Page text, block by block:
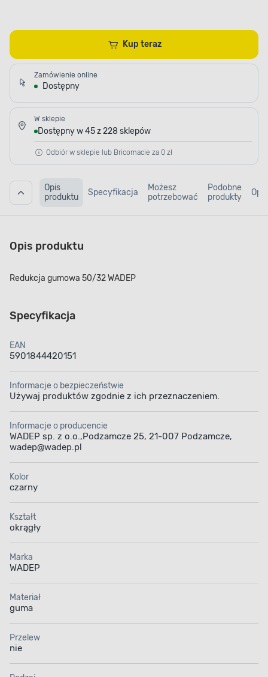
Kup teraz
Zamówienie online
Dostępny
W sklepie
Dostępny w 45 z 228 sklepów
Odbiór w sklepie lub Bricomacie za 0 zł
Opis
produktu
Specyfikacja
Możesz
potrzebować
Podobne
produkty
Opis produktu
Redukcja gumowa 50/32 WADEP
Specyfikacja
EAN
5901844420151
Informacje o bezpieczeństwie
Używaj produktów zgodnie z ich przeznaczeniem.
Informacje o producencie
WADEP sp. z o.o.,Podzamcze 25, 21-007 Podzamcze,
wadep@wadep.pl
Kolor
czarny
Kształt
okrągły
Marka
WADEP
Materiał
guma
Przelew
nie